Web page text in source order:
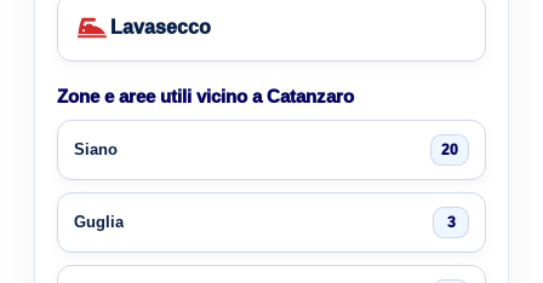
Lavasecco
Zone e aree utili vicino a Catanzaro
Siano 20
Guglia 3